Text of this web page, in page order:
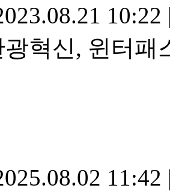
10:22
혁신, 윈터패
11:42